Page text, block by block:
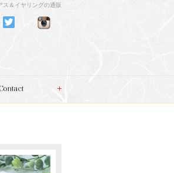
ス＆イヤリングの通販